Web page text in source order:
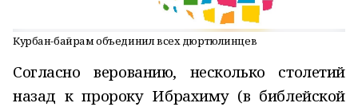
Курбан-байрам объединил всех дюртюлинцев
Согласно верованию, несколько столетий
назад к пророку Ибрахиму (в библейской